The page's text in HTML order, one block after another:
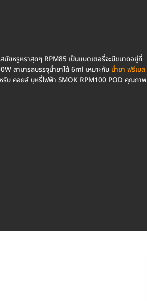
มัยหรูหราสุดๆ RPM85 เป็นแบตเตอรี่จะมีขนาดอยู่ที่
สามารถบรรจุน้ำยาได้ 6ml เหมาะกับ น้ำยา ฟรีเบส
รับ คอยล์ บุหรี่ไฟฟ้า SMOK RPM100 POD คุณภาพ